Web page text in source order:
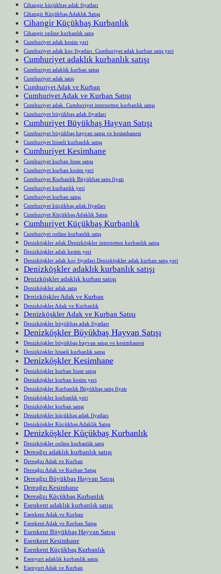
Cihangir küçükbaş adak fiyatları
Cihangir Küçükbaş Adaklık Satışı
Cihangir Küçükbaş Kurbanlık
Cihangir online kurbanlık satış
Cumhuriyet adak kesim yeri
Cumhuriyet adak koç fiyatları Cumhuriyet adak kurban satış yeri
Cumhuriyet adaklık kurbanlık satışı
Cumhuriyet adaklık kurban satışı
Cumhuriyet adak satış
Cumhuriyet Adak ve Kurban
Cumhuriyet Adak ve Kurban Satışı
Cumhuriyet adak Cumhuriyet internetten kurbanlık satışı
Cumhuriyet büyükbaş adak fiyatları
Cumhuriyet Büyükbaş Hayvan Satışı
Cumhuriyet büyükbaş hayvan satışı ve kesimhanesi
Cumhuriyet hisseli kurbanlık satışı
Cumhuriyet Kesimhane
Cumhuriyet kurban hisse satışı
Cumhuriyet kurban kesim yeri
Cumhuriyet Kurbanlık Büyükbaş satış fiyatı
Cumhuriyet kurbanlık yeri
Cumhuriyet kurban satışı
Cumhuriyet küçükbaş adak fiyatları
Cumhuriyet Küçükbaş Adaklık Satışı
Cumhuriyet Küçükbaş Kurbanlık
Cumhuriyet online kurbanlık satış
Denizköşkler adak Denizköşkler internetten kurbanlık satışı
Denizköşkler adak kesim yeri
Denizköşkler adak koç fiyatları Denizköşkler adak kurban satış yeri
Denizköşkler adaklık kurbanlık satışı
Denizköşkler adaklık kurban satışı
Denizköşkler adak satış
Denizköşkler Adak ve Kurban
Denizköşkler Adak ve Kurbanlık
Denizköşkler Adak ve Kurban Satışı
Denizköşkler büyükbaş adak fiyatları
Denizköşkler Büyükbaş Hayvan Satışı
Denizköşkler büyükbaş hayvan satışı ve kesimhanesi
Denizköşkler hisseli kurbanlık satışı
Denizköşkler Kesimhane
Denizköşkler kurban hisse satışı
Denizköşkler kurban kesim yeri
Denizköşkler Kurbanlık Büyükbaş satış fiyatı
Denizköşkler kurbanlık yeri
Denizköşkler kurban satışı
Denizköşkler küçükbaş adak fiyatları
Denizköşkler Küçükbaş Adaklık Satışı
Denizköşkler Küçükbaş Kurbanlık
Denizköşkler online kurbanlık satış
Dereağzı adaklık kurbanlık satışı
Dereağzı Adak ve Kurban
Dereağzı Adak ve Kurban Satışı
Dereağzı Büyükbaş Hayvan Satışı
Dereağzı Kesimhane
Dereağzı Küçükbaş Kurbanlık
Esenkent adaklık kurbanlık satışı
Esenkent Adak ve Kurban
Esenkent Adak ve Kurban Satışı
Esenkent Büyükbaş Hayvan Satışı
Esenkent Kesimhane
Esenkent Küçükbaş Kurbanlık
Esenyurt adaklık kurbanlık satışı
Esenyurt Adak ve Kurban